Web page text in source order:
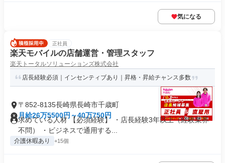
気になる
正社員
楽天モバイルの店舗運営・管理スタッフ
楽天トータルソリューションズ株式会社
店長経験必須｜インセンティブあり｜昇格・昇給チャンス多数
〒852-8135長崎県長崎市千歳町
月給26万5500円～40万750円
求めている人材 【必須経験】 ・店長経験3年以上（経験業界
不問） ・ビジネスで通用する...
介護休暇あり +15個